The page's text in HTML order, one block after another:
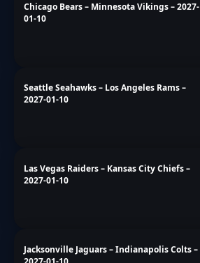
Chicago Bears – Minnesota Vikings – 2027-
01-10
Seattle Seahawks – Los Angeles Rams –
2027-01-10
Las Vegas Raiders – Kansas City Chiefs –
2027-01-10
Jacksonville Jaguars – Indianapolis Colts –